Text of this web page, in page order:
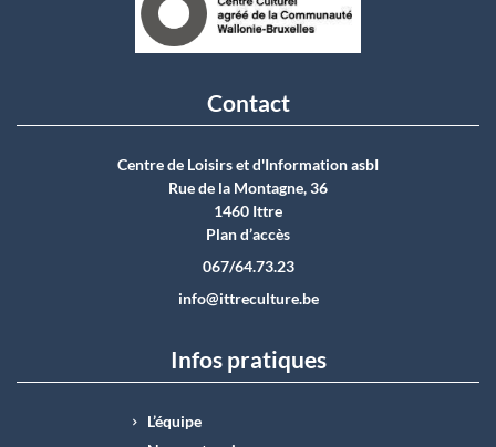
Contact
Centre de Loisirs et d'Information asbI
Rue de la Montagne, 36
1460 Ittre
Plan d’accès
067/64.73.23
info@ittreculture.be
Infos pratiques
L’équipe